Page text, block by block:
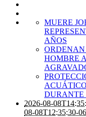
MUERE
AÑOS
HOMBRE
DURANTE
2026-08-
08-08T12:35:30-